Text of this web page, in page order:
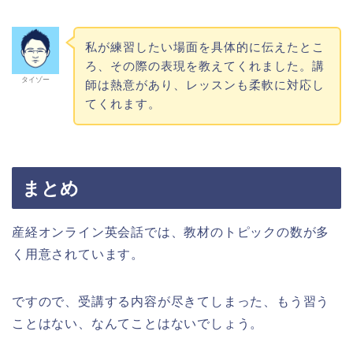
タイゾー
私が練習したい場面を具体的に伝えたとこ
ろ、その際の表現を教えてくれました。講
師は熱意があり、レッスンも柔軟に対応し
てくれます。
まとめ
産経オンライン英会話では、教材のトピックの数が多
く用意されています。
ですので、受講する内容が尽きてしまった、もう習う
ことはない、なんてことはないでしょう。